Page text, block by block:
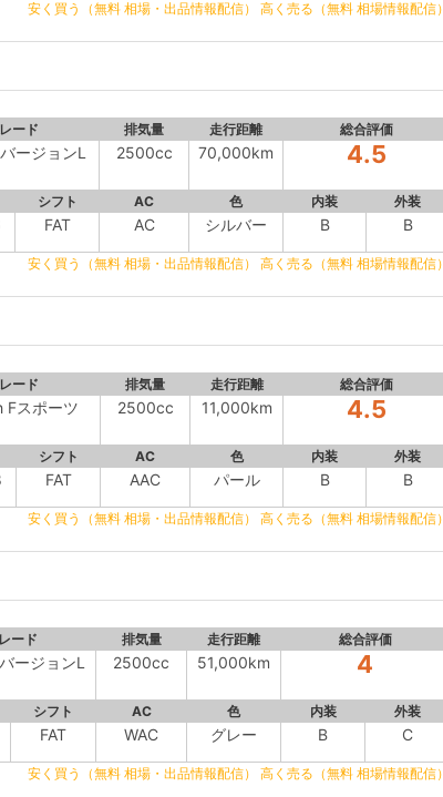
安く買う（無料 相場・出品情報配信） 高く売る（無料 相場情報配信）
ード 排気量 走行距離 総合評価
ージョンL 2500cc 70,000km 4.5
シフト AC 色 内装 外装
FAT AC シルバー B B
安く買う（無料 相場・出品情報配信） 高く売る（無料 相場情報配信）
ード 排気量 走行距離 総合評価
Fスポーツ 2500cc 11,000km 4.5
シフト AC 色 内装 外装
FAT AAC パール B B
安く買う（無料 相場・出品情報配信） 高く売る（無料 相場情報配信）
ード 排気量 走行距離 総合評価
ージョンL 2500cc 51,000km 4
シフト AC 色 内装 外装
FAT WAC グレー B C
安く買う（無料 相場・出品情報配信） 高く売る（無料 相場情報配信）